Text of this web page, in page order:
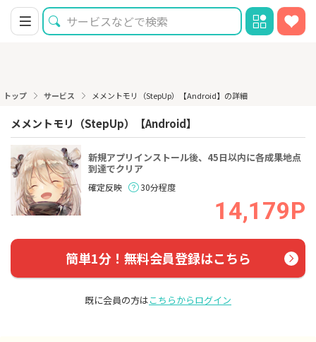
トップ サービス メメントモリ（StepUp）【Android】の詳細
メメントモリ（StepUp）【Android】
新規アプリインストール後、45日以内に各成果地点
到達でクリア
確定反映 30分程度
14,179P
簡単1分！無料会員登録はこちら
既に会員の方はこちらからログイン